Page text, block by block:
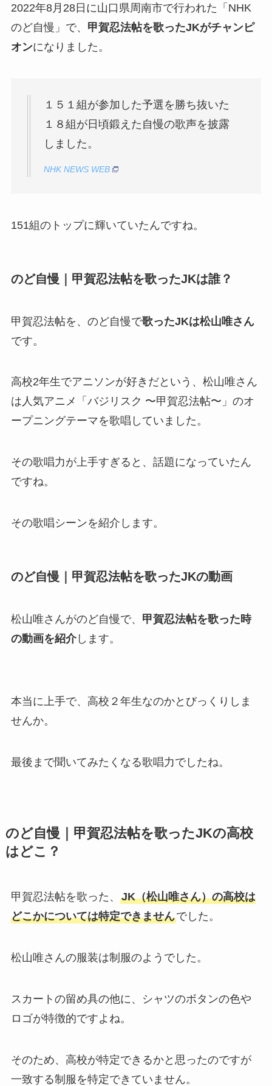
2022年8月28日に山口県周南市で行われた「NHK
のど自慢」で、 甲賀忍法帖を歌ったJKがチャンピ
オンになりました。
１５１組が参加した予選を勝ち抜いた
１８組が日頃鍛えた自慢の歌声を披露
しました。
NHK NEWS WEB
151組のトップに輝いていたんですね。
のど自慢｜甲賀忍法帖を歌ったJKは誰？
甲賀忍法帖を、のど自慢で歌ったJKは松山唯さん
です。
高校2年生でアニソンが好きだという、松山唯さん
は人気アニメ「バジリスク 〜甲賀忍法帖〜」のオ
ープニングテーマを歌唱していました。
その歌唱力が上手すぎると、話題になっていたん
ですね。
その歌唱シーンを紹介します。
のど自慢｜甲賀忍法帖を歌ったJKの動画
松山唯さんがのど自慢で、 甲賀忍法帖を歌った時
の動画を紹介します。
本当に上手で、高校２年生なのかとびっくりしま
せんか。
最後まで聞いてみたくなる歌唱力でしたね。
のど自慢｜甲賀忍法帖を歌ったJKの高校
はどこ？
甲賀忍法帖を歌った、 JK（松山唯さん）の高校は
どこかについては特定できませんでした。
松山唯さんの服装は制服のようでした。
スカートの留め具の他に、シャツのボタンの色や
ロゴが特徴的ですよね。
そのため、高校が特定できるかと思ったのですが
一致する制服を特定できていません。